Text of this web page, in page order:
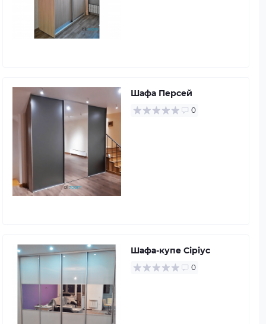
Шафа Персей
0
Шафа-купе Сіріус
0